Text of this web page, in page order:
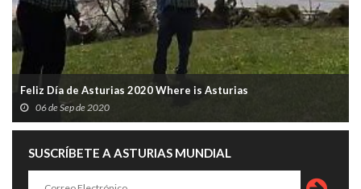
Feliz Día de Asturias 2020 Where is Asturias
06 de Sep de 2020
SUSCRÍBETE A ASTURIAS MUNDIAL